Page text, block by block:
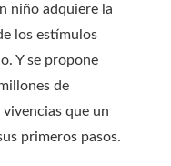
niño adquiere la
los estímulos
Y se propone
de
que un
primeros pasos.